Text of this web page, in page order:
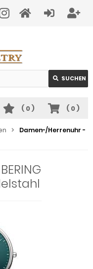
SUCHEN
( 0)
( 0)
Damen-/Herrenuhr -